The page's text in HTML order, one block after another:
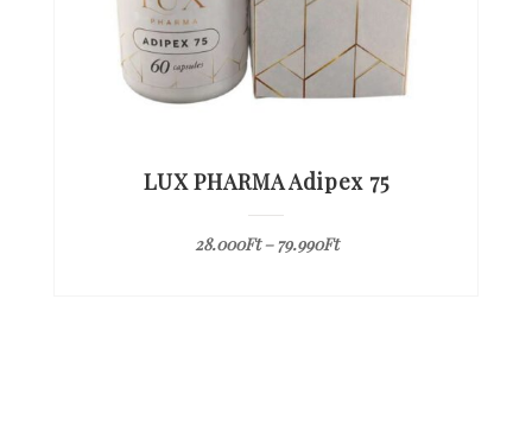
LUX PHARMA Adipex 75
28.000Ft–79.990Ft